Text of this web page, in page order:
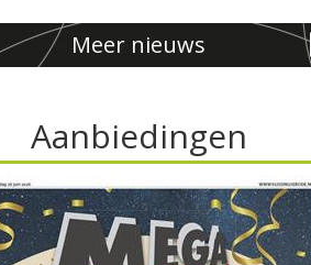
Meer nieuws
Aanbiedingen